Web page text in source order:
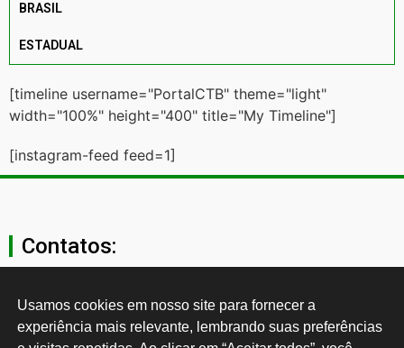
BRASIL
ESTADUAL
[timeline username="PortalCTB" theme="light"
width="100%" height="400" title="My Timeline"]
[instagram-feed feed=1]
Contatos:
secgeral@ctb.org.br
11 3874-0040
Usamos cookies em nosso site para fornecer a
experiência mais relevante, lembrando suas preferências